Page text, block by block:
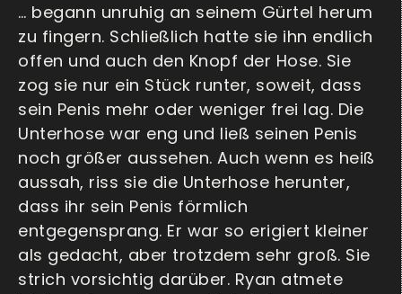
… begann unruhig an seinem Gürtel herum
zu fingern. Schließlich hatte sie ihn endlich
offen und auch den Knopf der Hose. Sie
zog sie nur ein Stück runter, soweit, dass
sein Penis mehr oder weniger frei lag. Die
Unterhose war eng und ließ seinen Penis
noch größer aussehen. Auch wenn es heiß
aussah, riss sie die Unterhose herunter,
dass ihr sein Penis förmlich
entgegensprang. Er war so erigiert kleiner
als gedacht, aber trotzdem sehr groß. Sie
strich vorsichtig darüber. Ryan atmete